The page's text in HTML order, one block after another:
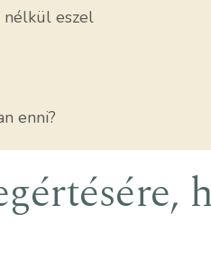
nélkül eszel
enni?